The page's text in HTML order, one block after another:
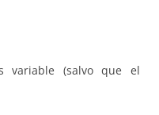
variable (salvo que el